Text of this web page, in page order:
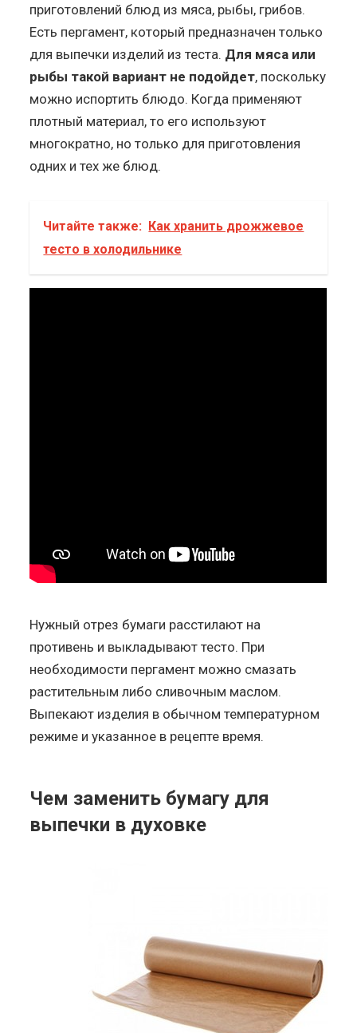
приготовлений блюд из мяса, рыбы, грибов.
Есть пергамент, который предназначен только
для выпечки изделий из теста. Для мяса или
рыбы такой вариант не подойдет, поскольку
можно испортить блюдо. Когда применяют
плотный материал, то его используют
многократно, но только для приготовления
одних и тех же блюд.
Читайте также: Как хранить дрожжевое
тесто в холодильнике
Нужный отрез бумаги расстилают на
противень и выкладывают тесто. При
необходимости пергамент можно смазать
растительным либо сливочным маслом.
Выпекают изделия в обычном температурном
режиме и указанное в рецепте время.
Чем заменить бумагу для
выпечки в духовке